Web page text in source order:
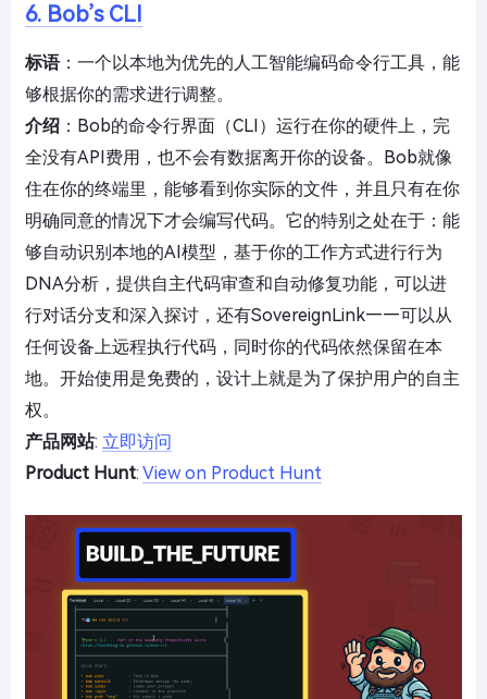
6. Bob’s CLI
标语：一个以本地为优先的人工智能编码命令行工具，能
够根据你的需求进行调整。
介绍 ：Bob的命令行界面（CLI）运行在你的硬件上，完
全没有API费用，也不会有数据离开你的设备。Bob就像
住在你的终端里，能够看到你实际的文件，并且只有在你
明确同意的情况下才会编写代码。它的特别之处在于：能
够自动识别本地的AI模型，基于你的工作方式进行行为
DNA分析，提供自主代码审查和自动修复功能，可以进
行对话分支和深入探讨，还有SovereignLink——可以从
任何设备上远程执行代码，同时你的代码依然保留在本
地。开始使用是免费的，设计上就是为了保护用户的自主
权。
产品网站: 立即访问
Product Hunt: View on Product Hunt